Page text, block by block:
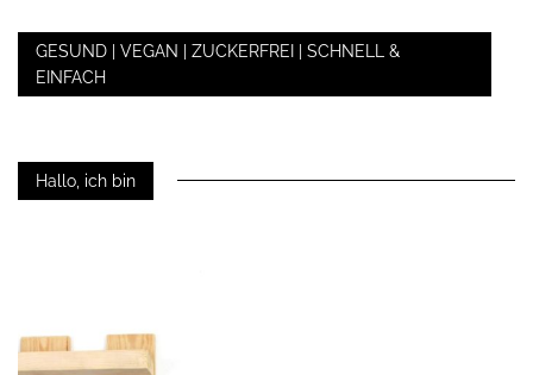
GESUND | VEGAN | ZUCKERFREI | SCHNELL &
EINFACH
Hallo, ich bin